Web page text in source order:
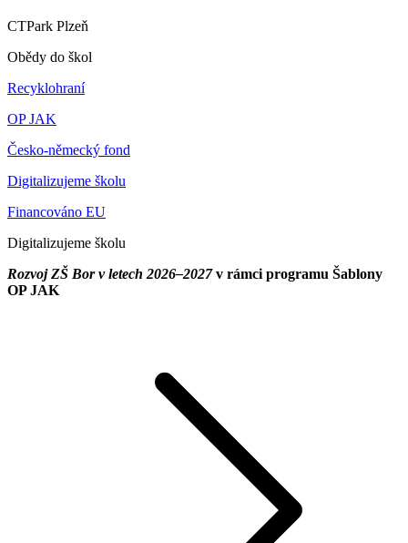
CTPark Plzeň
Obědy do škol
Recyklohraní
OP JAK
Česko-německý fond
Digitalizujeme školu
Financováno EU
Digitalizujeme školu
Rozvoj ZŠ Bor v letech 2026–2027v rámci programu Šablony
OP JAK